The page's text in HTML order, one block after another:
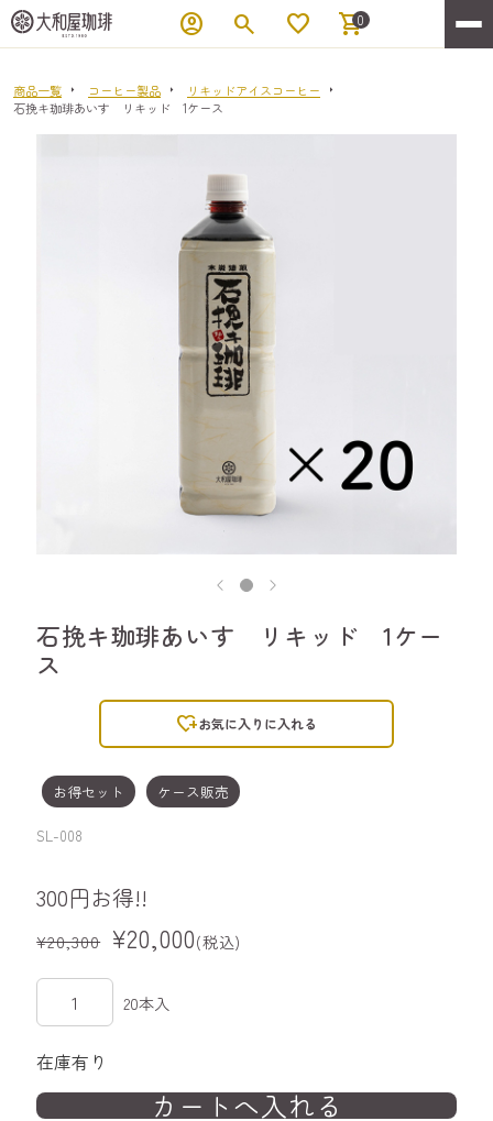
account_circle search favorite shopping_cart
0
商品一覧 コーヒー製品
リキッドアイスコーヒー
石挽キ珈琲あいす リキッド 1ケース
石挽キ珈琲あいす リキッド 1ケー
ス
heart_plusお気に入りに入れる
お得セット ケース販売
SL-008
300円お得!!
¥20,300 ¥20,000(税込)
20本入
在庫有り